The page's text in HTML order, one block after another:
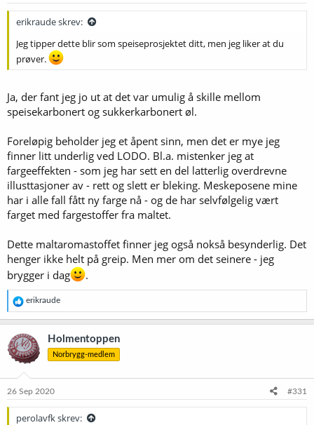
erikraude skrev:
Jeg tipper dette blir som speiseprosjektet ditt, men jeg liker at du
prøver.
Ja, der fant jeg jo ut at det var umulig å skille mellom
speisekarbonert og sukkerkarbonert øl.
Foreløpig beholder jeg et åpent sinn, men det er mye jeg
finner litt underlig ved LODO. Bl.a. mistenker jeg at
fargeeffekten - som jeg har sett en del latterlig overdrevne
illusttasjoner av - rett og slett er bleking. Meskeposene mine
har i alle fall fått ny farge nå - og de har selvfølgelig vært
farget med fargestoffer fra maltet.
Dette maltaromastoffet finner jeg også nokså besynderlig. Det
henger ikke helt på greip. Men mer om det seinere - jeg
brygger i dag
.
R
e
a
k
s
j
o
e
erikraude
Holmentoppen
Norbrygg-medlem
26 Sep 2020 #331
perolavfk skrev: